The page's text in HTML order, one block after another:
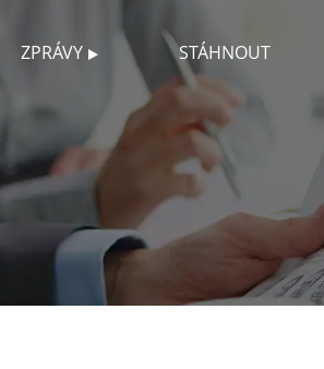
ZPRÁVY STÁHNOUT